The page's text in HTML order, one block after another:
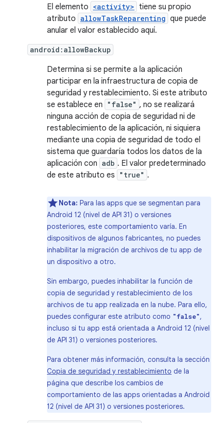
El elemento <activity> tiene su propio
atributo allowTaskReparenting que puede
anular el valor establecido aquí.
android:allowBackup
Determina si se permite a la aplicación
participar en la infraestructura de copia de
seguridad y restablecimiento. Si este atributo
se establece en
"false" , no se realizará
ninguna acción de copia de seguridad ni de
restablecimiento de la aplicación, ni siquiera
mediante una copia de seguridad de todo el
sistema que guardaría todos los datos de la
aplicación con adb . El valor predeterminado
de este atributo es
"true" .
Nota: Para las apps que se segmentan para
Android 12 (nivel de API 31) o versiones
posteriores, este comportamiento varía. En
dispositivos de algunos fabricantes, no puedes
inhabilitar la migración de archivos de tu app de
un dispositivo a otro.
Sin embargo, puedes inhabilitar la función de
copia de seguridad y restablecimiento de los
archivos de tu app realizada en la nube. Para ello,
puedes configurar este atributo como "false",
incluso si tu app está orientada a Android 12 (nivel
de API 31) o versiones posteriores.
Para obtener más información, consulta la sección
Copia de seguridad y restablecimiento de la
página que describe los cambios de
comportamiento de las apps orientadas a Android
12 (nivel de API 31) o versiones posteriores.